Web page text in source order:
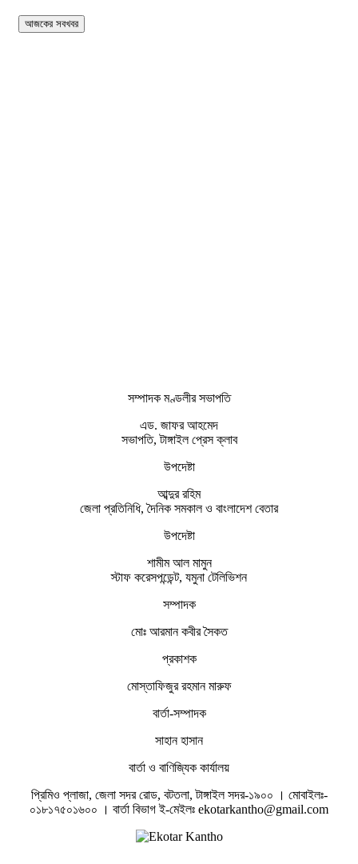
সম্পাদক মণ্ডলীর সভাপতি
এড. জাফর আহমেদ
সভাপতি, টাঙ্গাইল প্রেস ক্লাব
উপদেষ্টা
আব্দুর রহিম
জেলা প্রতিনিধি, দৈনিক সমকাল ও বাংলাদেশ বেতার
উপদেষ্টা
শামীম আল মামুন
স্টাফ করেসপন্ডেন্ট, যমুনা টেলিভিশন
সম্পাদক
মোঃ আরমান কবীর সৈকত
প্রকাশক
মোস্তাফিজুর রহমান মারুফ
বার্তা-সম্পাদক
সাহান হাসান
বার্তা ও বাণিজ্যিক কার্যালয়
প্রিমিও প্লাজা, জেলা সদর রোড, বটতলা, টাঙ্গাইল সদর-১৯০০ । মোবাইলঃ-
০১৮১৭৫০১৬০০ । বার্তা বিভাগ ই-মেইলঃ ekotarkantho@gmail.com